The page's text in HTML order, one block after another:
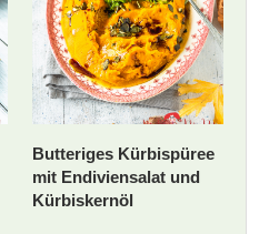
Butteriges Kürbispüree
mit Endiviensalat und
Kürbiskernöl